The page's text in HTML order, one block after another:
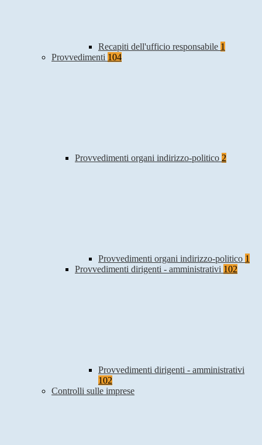
Recapiti dell'ufficio responsabile 1
Provvedimenti 104
Provvedimenti organi indirizzo-politico 2
Provvedimenti organi indirizzo-politico 1
Provvedimenti dirigenti - amministrativi 102
Provvedimenti dirigenti - amministrativi
102
Controlli sulle imprese